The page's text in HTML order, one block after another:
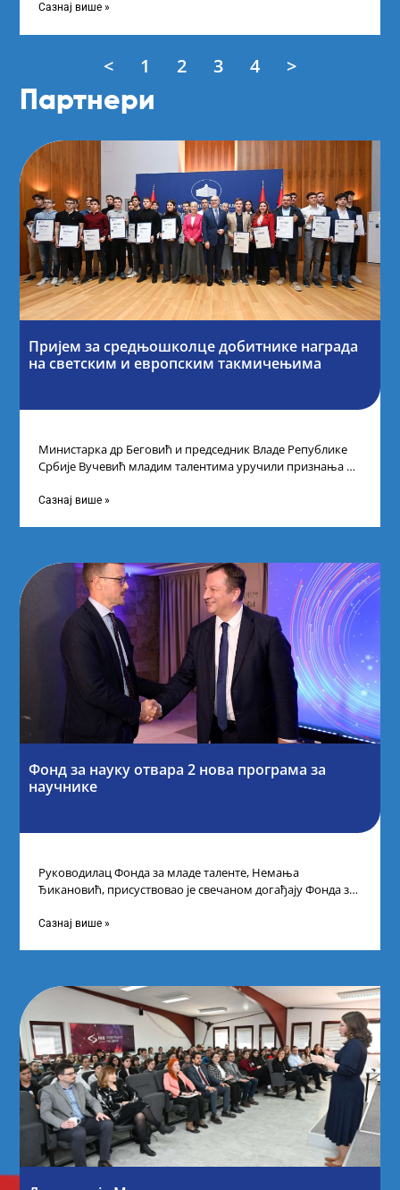
Сазнај више »
< 1 2 3 4 >
Партнери
Пријем за средњошколце добитнике награда
на светским и европским такмичењима
Министарка др Беговић и председник Владе Републике
Србије Вучевић младим талентима уручили признања У
Сазнај више »
Фонд за науку отвара 2 нова програма за
научнике
Руководилац Фонда за младе таленте, Немања
Ђикановић, присуствовао је свечаном догађају Фонда за
Сазнај више »